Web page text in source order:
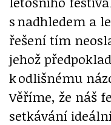
s nadhledem a
řešení tím
jehož
k odlišnému
Věříme, že náš
setkávání